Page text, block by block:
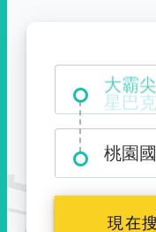
大霸
桃園
現在